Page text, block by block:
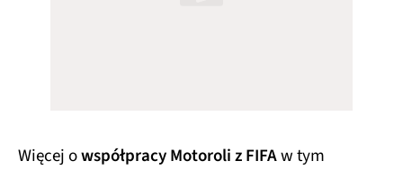
Więcej owspółpracy Motoroli z FIFAw tym